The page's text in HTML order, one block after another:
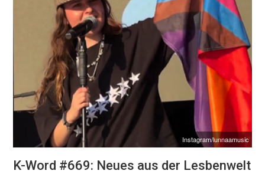
Instagram/lunnaamusic
K-Word #669: Neues aus der Lesbenwelt